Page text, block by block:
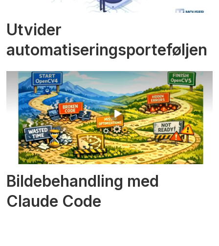
Utvider
automatiseringsporteføljen
Bildebehandling med
Claude Code